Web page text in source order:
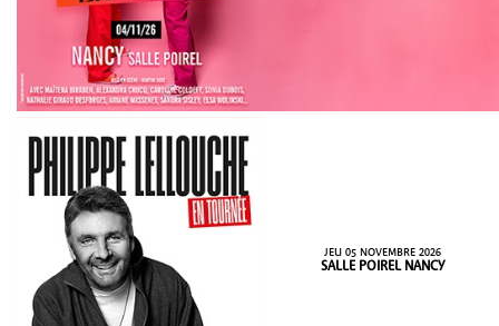
JEU 05 NOVEMBRE 2026
SALLE POIREL NANCY